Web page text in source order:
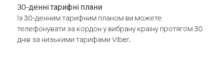
30-денні тарифні плани
Із 30-денним тарифним планом ви можете
телефонувати за кордон у вибрану країну протягом 30
днів за низькими тарифами Viber.